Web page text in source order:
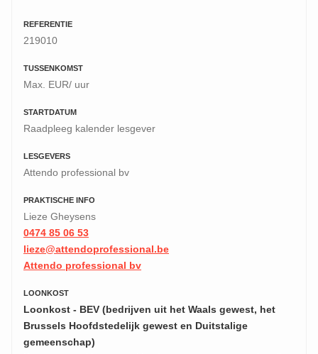
REFERENTIE
219010
TUSSENKOMST
Max. EUR/ uur
STARTDATUM
Raadpleeg kalender lesgever
LESGEVERS
Attendo professional bv
PRAKTISCHE INFO
Lieze Gheysens
0474 85 06 53
lieze@attendoprofessional.be
Attendo professional bv
LOONKOST
Loonkost - BEV (bedrijven uit het Waals gewest, het
Brussels Hoofdstedelijk gewest en Duitstalige
gemeenschap)